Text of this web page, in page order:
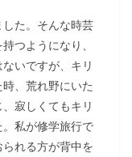
た。そんな時芸
つようになり、
いですが、キリ
、荒れ野にいた
寂しくてもキリ
私が修学旅行で
れる方が背中を